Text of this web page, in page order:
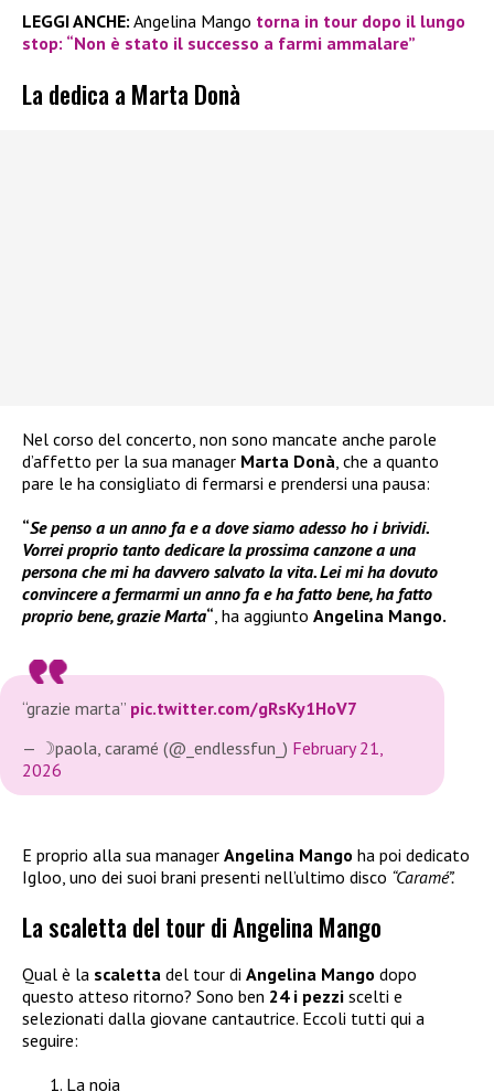
LEGGI ANCHE: Angelina Mango torna in tour dopo il lungo
stop: “Non è stato il successo a farmi ammalare”
La dedica a Marta Donà
Nel corso del concerto, non sono mancate anche parole
d’affetto per la sua manager Marta Donà , che a quanto
pare le ha consigliato di fermarsi e prendersi una pausa:
“Se penso a un anno fa e a dove siamo adesso ho i brividi.
Vorrei proprio tanto dedicare la prossima canzone a una
persona che mi ha davvero salvato la vita. Lei mi ha dovuto
convincere a fermarmi un anno fa e ha fatto bene, ha fatto
proprio bene, grazie Marta“ , ha aggiunto Angelina Mango.
“grazie marta” pic.twitter.com/gRsKy1HoV7
— ☽paola, caramé (@_endlessfun_) February 21,
2026
E proprio alla sua manager Angelina Mango ha poi dedicato
Igloo, uno dei suoi brani presenti nell’ultimo disco “Caramé”.
La scaletta del tour di Angelina Mango
Qual è la scaletta del tour di Angelina Mango dopo
questo atteso ritorno? Sono ben 24 i pezzi scelti e
selezionati dalla giovane cantautrice. Eccoli tutti qui a
seguire:
La noia